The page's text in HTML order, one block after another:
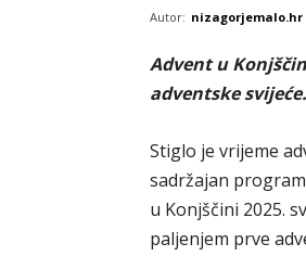
Autor: nizagorjemalo.hr
Advent u
adventske svijeće.
Stiglo je vrijeme
sadržajan
u Konjščini 2025.
paljenjem prve